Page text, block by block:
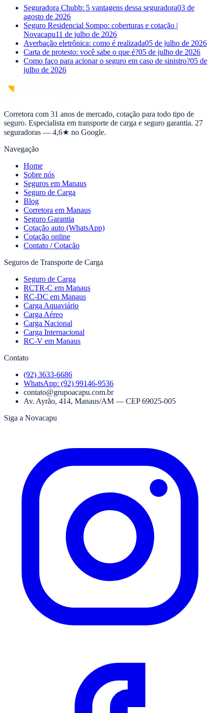
Seguradora Chubb: 5 vantagens dessa seguradora03 de
agosto de 2026
Seguro Residencial Sompo: coberturas e cotação |
Novacapu11 de julho de 2026
Averbação eletrônica: como é realizada05 de julho de 2026
Carta de protesto: você sabe o que é?05 de julho de 2026
Como faço para acionar o seguro em caso de sinistro?05 de
julho de 2026
Corretora com 31 anos de mercado, cotação para todo tipo de
seguro. Especialista em transporte de carga e seguro garantia. 27
seguradoras — 4,6★ no Google.
Navegação
Home
Sobre nós
Seguros em Manaus
Seguro de Carga
Blog
Corretora em Manaus
Seguro Garantia
Cotação auto (WhatsApp)
Cotação online
Contato / Cotação
Seguros de Transporte de Carga
Seguro de Carga
RCTR-C em Manaus
RC-DC em Manaus
Carga Aquaviário
Carga Aéreo
Carga Nacional
Carga Internacional
RC-V em Manaus
Contato
(92) 3633-6686
WhatsApp: (92) 99146-9536
contato@grupoacapu.com.br
Av. Ayrão, 414, Manaus/AM — CEP69025-005
Siga a Novacapu